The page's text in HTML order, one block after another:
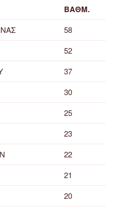
ΒΑΘΜ.
58
52
37
30
25
23
22
21
20